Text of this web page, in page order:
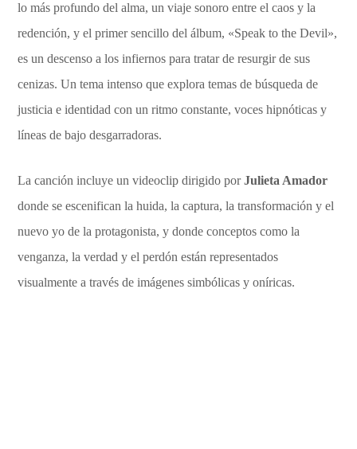
lo más profundo del alma, un viaje sonoro entre el caos y la
redención, y el primer sencillo del álbum, «Speak to the Devil»,
es un descenso a los infiernos para tratar de resurgir de sus
cenizas. Un tema intenso que explora temas de búsqueda de
justicia e identidad con un ritmo constante, voces hipnóticas y
líneas de bajo desgarradoras.
La canción incluye un videoclip dirigido porJulieta Amador
donde se escenifican la huida, la captura, la transformación y el
nuevo yo de la protagonista, y donde conceptos como la
venganza, la verdad y el perdón están representados
visualmente a través de imágenes simbólicas y oníricas.